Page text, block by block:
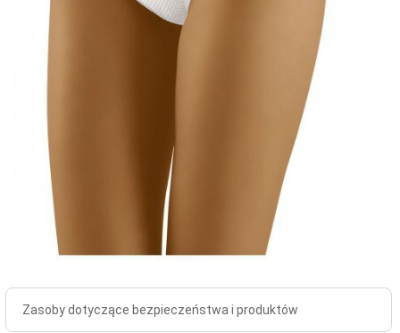
Zasoby dotyczące bezpieczeństwa i produktów